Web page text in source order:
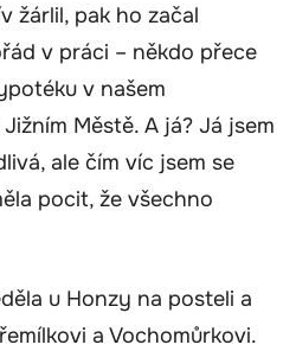
žárlil, pak ho začal
v práci – někdo přece
v našem
Městě. A já? Já jsem
ale čím víc jsem se
pocit, že všechno
u Honzy na posteli a
a Vochomůrkovi.